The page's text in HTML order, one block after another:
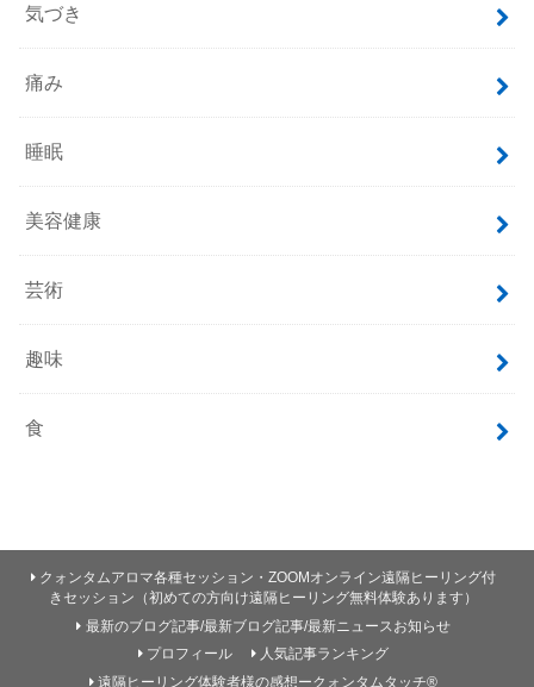
気づき
痛み
睡眠
美容健康
芸術
趣味
食
クォンタムアロマ各種セッション・ZOOMオンライン遠隔ヒーリング付
きセッション（初めての方向け遠隔ヒーリング無料体験あります）
最新のブログ記事/最新ブログ記事/最新ニュースお知らせ
プロフィール
人気記事ランキング
遠隔ヒーリング体験者様の感想ークォンタムタッチ®